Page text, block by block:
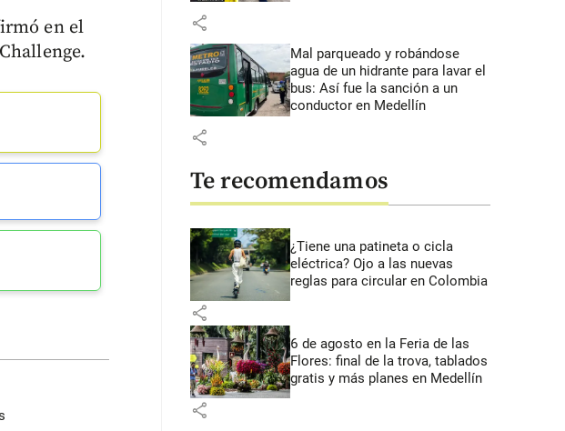
en el
share
Mal parqueado y robándose
agua de un hidrante para lavar el
bus: Así fue la sanción a un
conductor en Medellín
share
Te recomendamos
¿Tiene una patineta o cicla
eléctrica? Ojo a las nuevas
reglas para circular en Colombia
share
6 de agosto en la Feria de las
Flores: final de la trova, tablados
gratis y más planes en Medellín
share